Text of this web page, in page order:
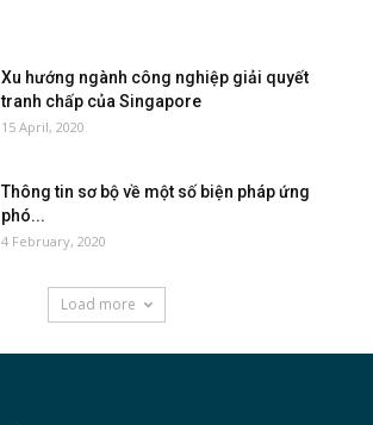
Xu hướng ngành công nghiệp giải quyết
tranh chấp của Singapore
15 April, 2020
Thông tin sơ bộ về một số biện pháp ứng
phó...
4 February, 2020
Load more